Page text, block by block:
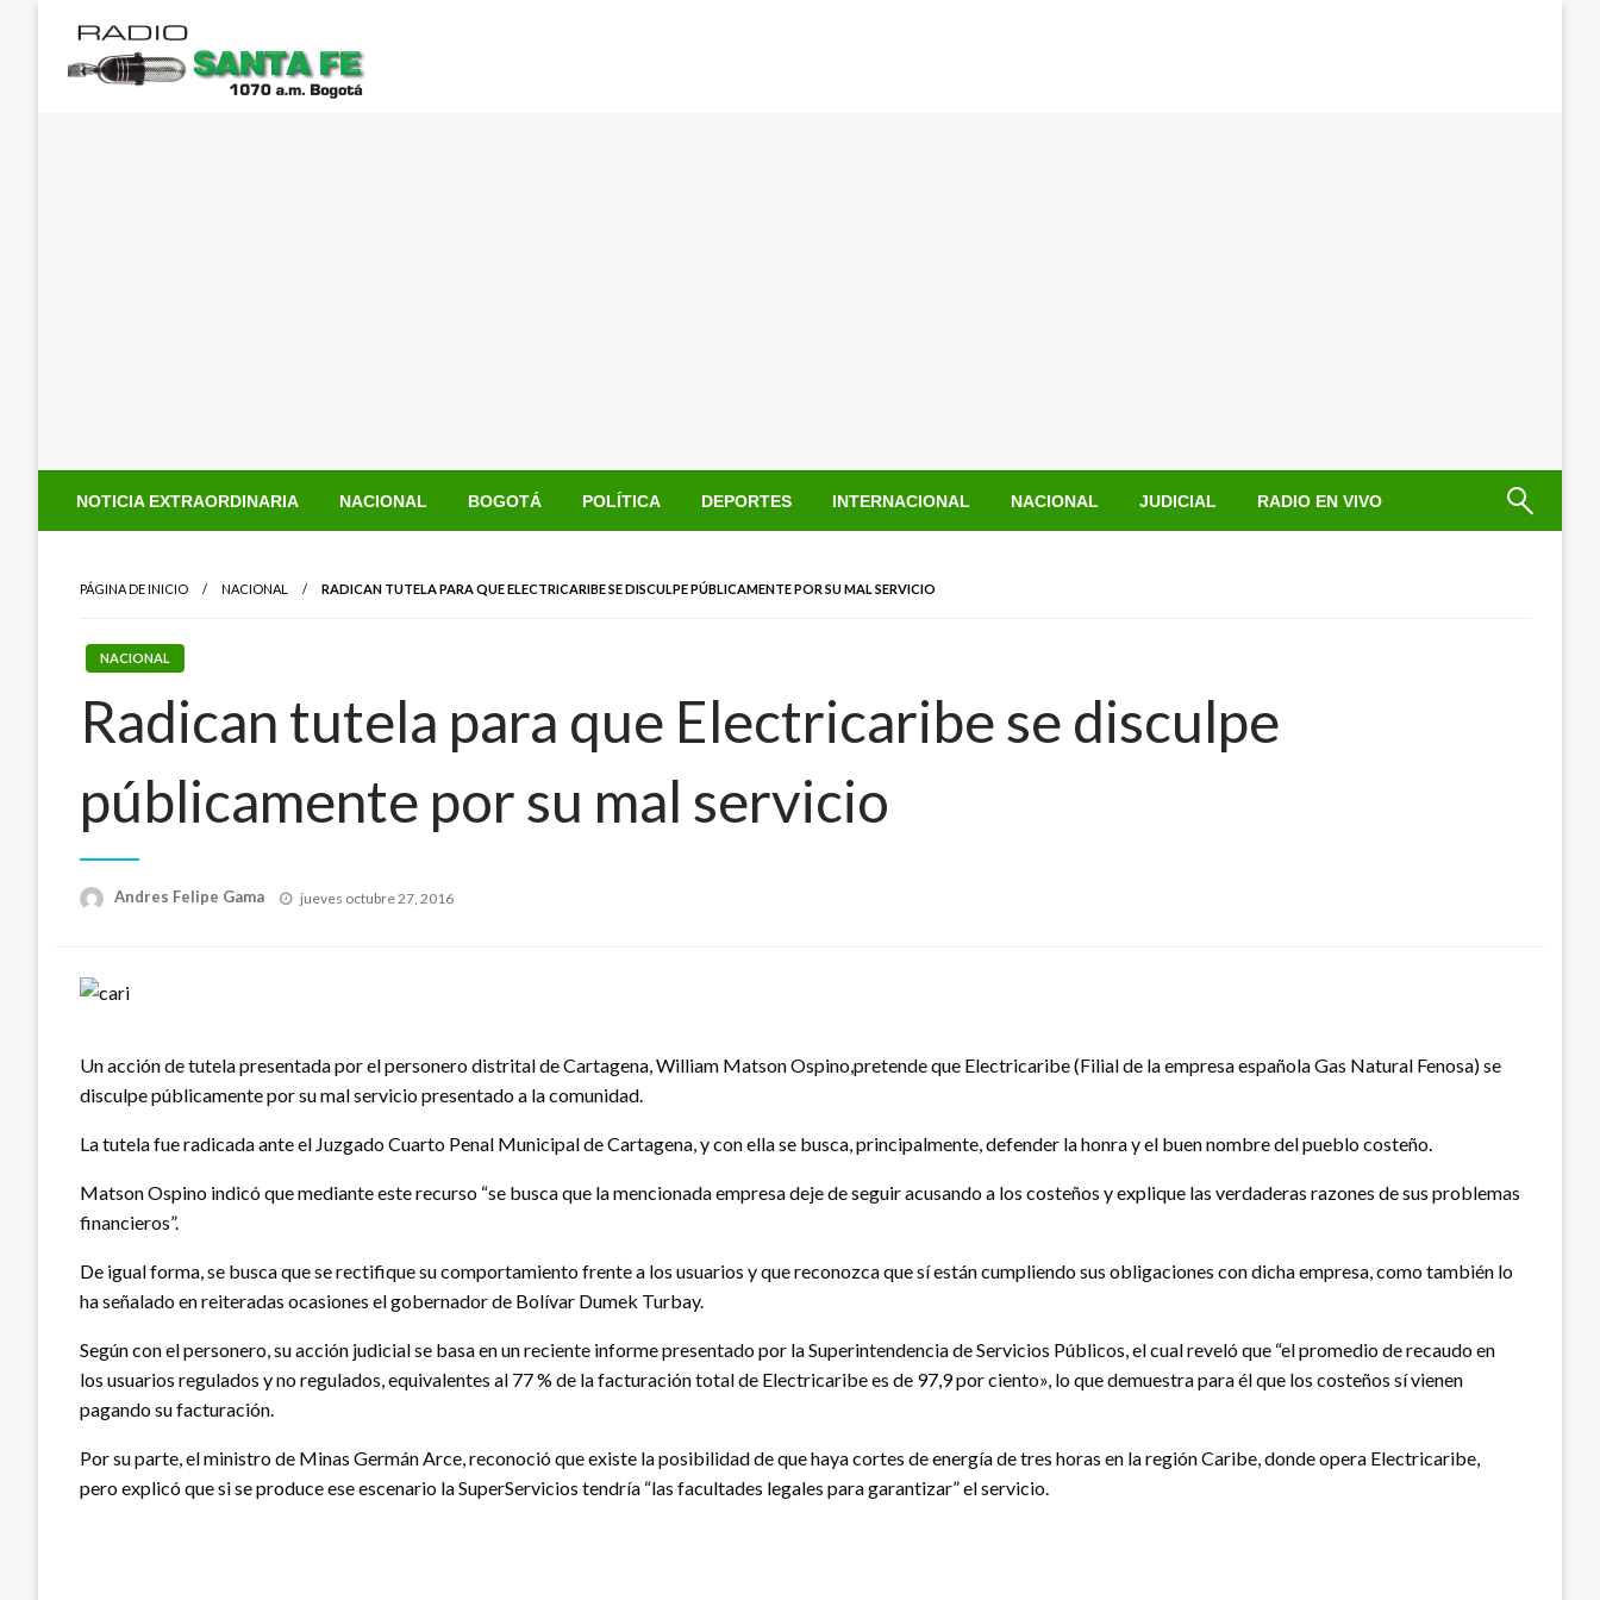
contenido
NOTICIA EXTRAORDINARIA NACIONAL BOGOTÁ POLÍTICA DEPORTES INTERNACIONAL NACIONAL JUDICIAL RADIO EN VIVO
PÁGINA DE INICIO NACIONAL RADICAN TUTELA PARA QUE ELECTRICARIBE SE DISCULPE PÚBLICAMENTE POR SU MAL SERVICIO
NACIONAL
Radican tutela para que Electricaribe se disculpe
públicamente por su mal servicio
Andres Felipe Gama
Publicado
jueves octubre 27, 2016
Un acción de tutela presentada por el personero distrital de Cartagena, William Matson Ospino,pretende que Electricaribe (Filial de la empresa española Gas Natural Fenosa) se
disculpe públicamente por su mal servicio presentado a la comunidad.
La tutela fue radicada ante el Juzgado Cuarto Penal Municipal de Cartagena, y con ella se busca, principalmente, defender la honra y el buen nombre del pueblo costeño.
Matson Ospino indicó que mediante este recurso “se busca que la mencionada empresa deje de seguir acusando a los costeños y explique las verdaderas razones de sus problemas
financieros”.
De igual forma, se busca que se rectifique su comportamiento frente a los usuarios y que reconozca que sí están cumpliendo sus obligaciones con dicha empresa, como también lo
ha señalado en reiteradas ocasiones el gobernador de Bolívar Dumek Turbay.
Según con el personero, su acción judicial se basa en un reciente informe presentado por la Superintendencia de Servicios Públicos, el cual reveló que “el promedio de recaudo en
los usuarios regulados y no regulados, equivalentes al 77 % de la facturación total de Electricaribe es de 97,9 por ciento», lo que demuestra para él que los costeños sí vienen
pagando su facturación.
Por su parte, el ministro de Minas Germán Arce, reconoció que existe la posibilidad de que haya cortes de energía de tres horas en la región Caribe, donde opera Electricaribe,
pero explicó que si se produce ese escenario la SuperServicios tendría “las facultades legales para garantizar” el servicio.